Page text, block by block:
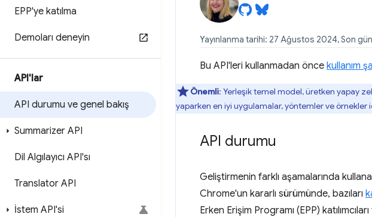
EPP'ye katılma
Demoları deneyin
API'lar
API durumu ve genel bakış
Summarizer API
Dil Algılayıcı API'sı
Translator API
İstem API'si
Yayınlanma tarihi: 27 Ağustos 2024, Son
Bu API'leri kullanmadan önce kullanım
Önemli: Yerleşik temel model, üretken yapay
yaparken en iyi uygulamalar, yöntemler ve örnekler
API durumu
Geliştirmenin farklı aşamalarında
Chrome'un kararlı sürümünde, bazıları
Erken Erişim Programı (EPP)